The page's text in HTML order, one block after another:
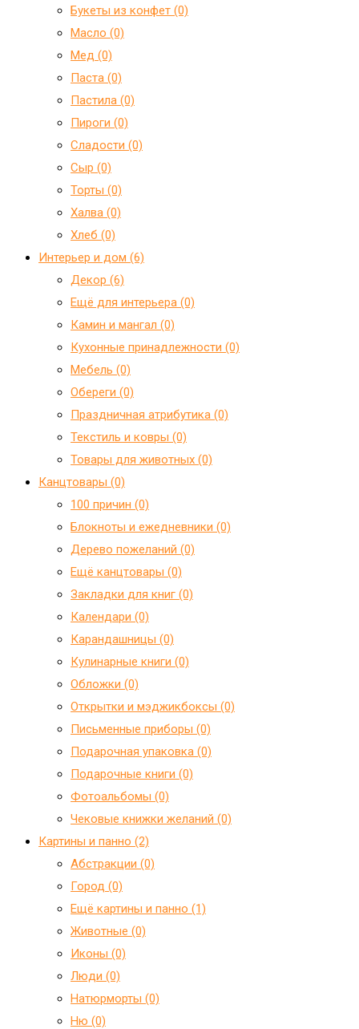
Букеты из конфет (0)
Масло (0)
Мед (0)
Паста (0)
Пастила (0)
Пироги (0)
Сладости (0)
Сыр (0)
Торты (0)
Халва (0)
Хлеб (0)
Интерьер и дом (6)
Декор (6)
Ещё для интерьера (0)
Камин и мангал (0)
Кухонные принадлежности (0)
Мебель (0)
Обереги (0)
Праздничная атрибутика (0)
Текстиль и ковры (0)
Товары для животных (0)
Канцтовары (0)
100 причин (0)
Блокноты и ежедневники (0)
Дерево пожеланий (0)
Ещё канцтовары (0)
Закладки для книг (0)
Календари (0)
Карандашницы (0)
Кулинарные книги (0)
Обложки (0)
Открытки и мэджикбоксы (0)
Письменные приборы (0)
Подарочная упаковка (0)
Подарочные книги (0)
Фотоальбомы (0)
Чековые книжки желаний (0)
Картины и панно (2)
Абстракции (0)
Город (0)
Ещё картины и панно (1)
Животные (0)
Иконы (0)
Люди (0)
Натюрморты (0)
Ню (0)